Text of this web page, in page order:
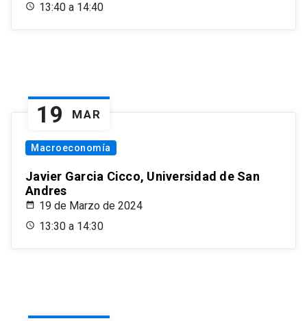
13:40 a 14:40
19 MAR
Macroeconomía
Javier Garcia Cicco, Universidad de San
Andres
19 de Marzo de 2024
13:30 a 14:30